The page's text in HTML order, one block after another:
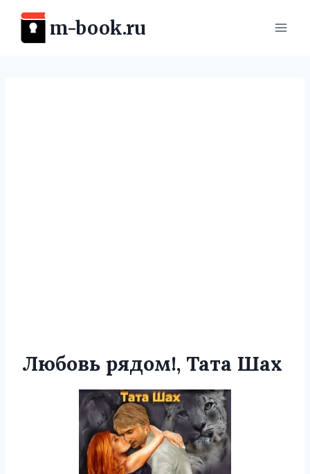
Перейти
содержимому
m-book.ru
Любовь рядом!, Тата Шах